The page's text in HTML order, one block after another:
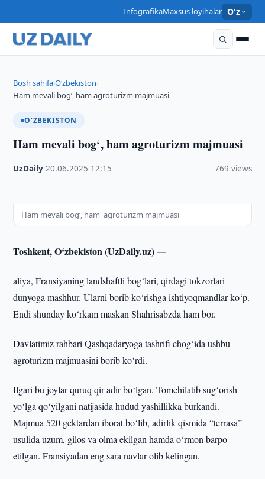
InfografikaMaxsus loyihalar O'z
Bosh sahifa›O‘zbekiston›
Ham mevali bog‘, ham agroturizm majmuasi
O‘ZBEKISTON
Ham mevali bog‘, ham agroturizm majmuasi
UzDaily ·20.06.2025 12:15 769 views
Ham mevali bog‘, ham agroturizm majmuasi
Toshkent, O‘zbekiston (UzDaily.uz) —
aliya, Fransiyaning landshaftli bog‘lari, qirdagi tokzorlari
dunyoga mashhur. Ularni borib ko‘rishga ishtiyoqmandlar ko‘p.
Endi shunday ko‘rkam maskan Shahrisabzda ham bor.
Davlatimiz rahbari Qashqadaryoga tashrifi chog‘ida ushbu
agroturizm majmuasini borib ko‘rdi.
Ilgari bu joylar quruq qir-adir bo‘lgan. Tomchilatib sug‘orish
yo‘lga qo‘yilgani natijasida hudud yashillikka burkandi.
Majmua 520 gektardan iborat bo‘lib, adirlik qismida “terrasa”
usulida uzum, gilos va olma ekilgan hamda o‘rmon barpo
etilgan. Fransiyadan eng sara navlar olib kelingan.